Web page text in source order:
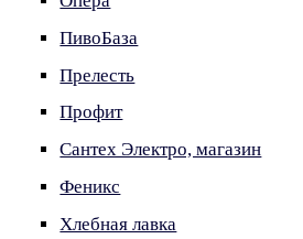
ПивоБаза
Прелесть
Профит
Сантех Электро, магазин
Феникс
Хлебная лавка